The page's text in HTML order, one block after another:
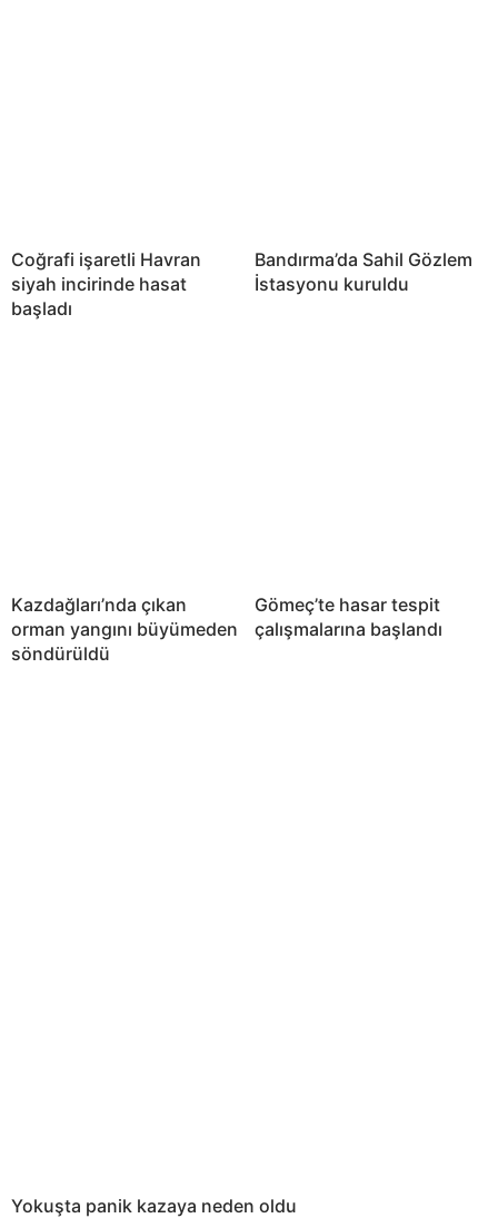
Coğrafi işaretli Havran
siyah incirinde hasat
başladı
Bandırma’da Sahil Gözlem
İstasyonu kuruldu
Kazdağları’nda çıkan
orman yangını büyümeden
söndürüldü
Gömeç’te hasar tespit
çalışmalarına başlandı
Yokuşta panik kazaya neden oldu